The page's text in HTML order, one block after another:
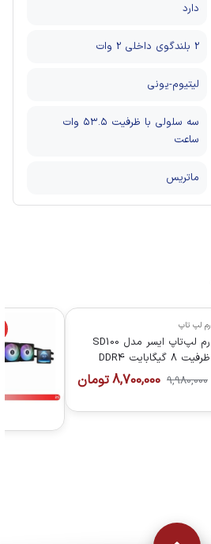
دارد
2 بلندگوی داخلی 2 وات
لیتیوم-یونی
سه سلولی با ظرفیت ۵۳.۵ وات
ساعت
ماتریس
رم لپ تاپ
رم لپ‌تاپ ایسر مدل SD100
ظرفیت ۸ گیگابایت DDR4
فرکانس ۳۲۰۰ مگاهرتز CL22
9,980,000
8,700,000تومان